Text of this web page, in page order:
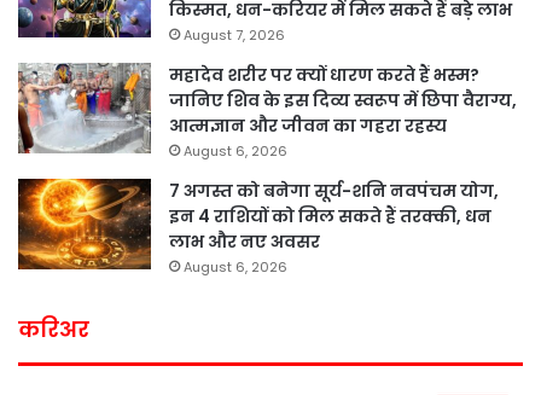
किस्मत, धन-करियर में मिल सकते हैं बड़े लाभ
August 7, 2026
महादेव शरीर पर क्यों धारण करते हैं भस्म?
जानिए शिव के इस दिव्य स्वरूप में छिपा वैराग्य,
आत्मज्ञान और जीवन का गहरा रहस्य
August 6, 2026
7 अगस्त को बनेगा सूर्य-शनि नवपंचम योग,
इन 4 राशियों को मिल सकते हैं तरक्की, धन
लाभ और नए अवसर
August 6, 2026
करिअर